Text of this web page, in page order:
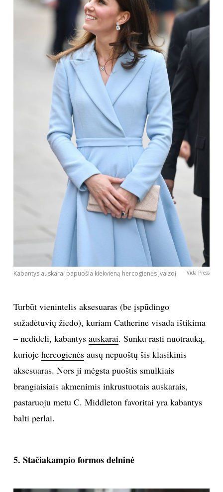
Kabantys auskarai papuošia kiekvieną hercogienės įvaizdį Vida Press
Turbūt vienintelis aksesuaras (be įspūdingo
sužadėtuvių žiedo), kuriam Catherine visada ištikima
– nedideli, kabantys auskarai. Sunku rasti nuotrauką,
kurioje hercogienėsausų nepuoštų šis klasikinis
aksesuaras. Nors ji mėgsta puoštis smulkiais
brangiaisiais akmenimis inkrustuotais auskarais,
pastaruoju metu C. Middleton favoritai yra kabantys
balti perlai.
5. Stačiakampio formos delninė